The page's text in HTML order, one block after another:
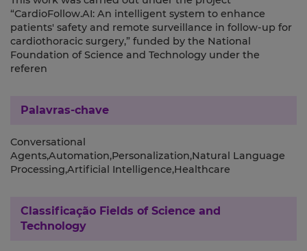
“CardioFollow.AI: An intelligent system to enhance
patients' safety and remote surveillance in follow-up for
cardiothoracic surgery,” funded by the National
Foundation of Science and Technology under the
referen
Palavras-chave
Conversational
Agents,Automation,Personalization,Natural Language
Processing,Artificial Intelligence,Healthcare
Classificação Fields of Science and
Technology